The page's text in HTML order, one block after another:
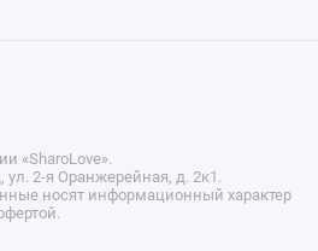
«SharoLove».
2-я Оранжерейная, д. 2к1.
носят информационный характер